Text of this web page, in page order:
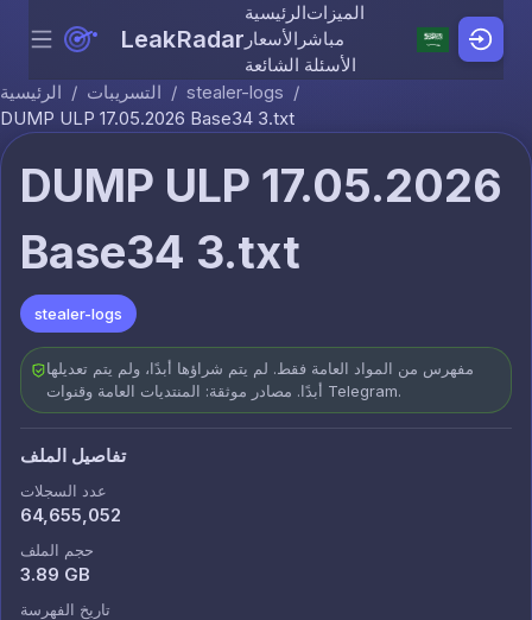
Skip to content
Menu LeakRadar
الرئيسيةالميزات
الأسعار مباشر
الأسئلة الشائعة
الرئيسية / التسريبات / stealer-logs /
DUMP ULP 17.05.2026 Base34 3.txt
DUMP ULP 17.05.2026
Base34 3.txt
stealer-logs
مفهرس من المواد العامة فقط. لم يتم شراؤها أبدًا، ولم يتم تعديلها
أبدًا. مصادر موثقة: المنتديات العامة وقنوات Telegram.
تفاصيل الملف
عدد السجلات
64,655,052
حجم الملف
3.89 GB
تاريخ الفهرسة